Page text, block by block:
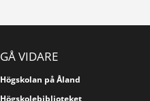
GÅ VIDARE
Högskolan på Åland
Högskolebiblioteket